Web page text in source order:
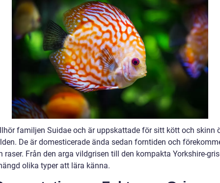
familjen Suidae och är uppskattade för sitt kött och skinn
De är domesticerade ända sedan forntiden och
raser. Från den arga vildgrisen till den kompakta Yorkshire-
olika typer att lära känna.